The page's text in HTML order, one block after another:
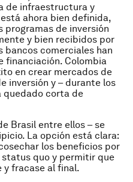
de infraestructura y
ahora bien definida,
programas de inversión
y bien recibidos por
bancos comerciales han
financiación. Colombia
en crear mercados de
inversión y – durante los
quedado corta de
Brasil entre ellos – se
La opción está clara:
los beneficios por
status quo y permitir que
y fracase al final.